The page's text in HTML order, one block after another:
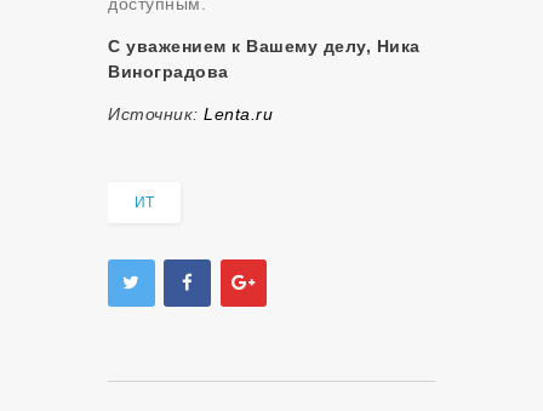
С уважением к Вашему делу, Ника
Виноградова
Источник: Lenta.ru
ИТ